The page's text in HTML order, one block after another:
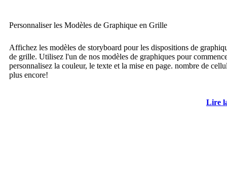
Personnaliser les Modèles de Graphique en Grille
Affichez les modèles de storyboard pour les dispositions de
de grille. Utilisez l'un de nos modèles de graphiques pour
personnalisez la couleur, le texte et la mise en page. nombre de
plus encore!
Lire